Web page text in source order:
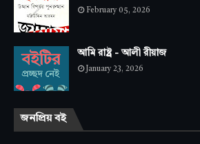
February 05, 2026
আমি রাষ্ট্র - আলী রীয়াজ
January 23, 2026
জনপ্রিয় বই